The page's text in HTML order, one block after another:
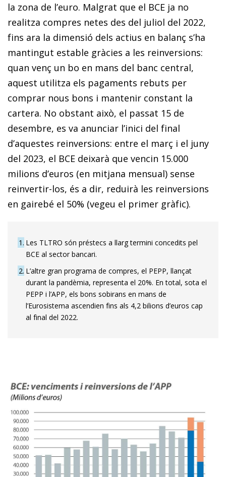
la zona de l’euro. Malgrat que el BCE ja no
realitza compres netes des del juliol del 2022,
fins ara la dimensió dels actius en balanç s’ha
mantingut estable gràcies a les reinversions:
quan venç un bo en mans del banc central,
aquest utilitza els pagaments rebuts per
comprar nous bons i mantenir constant la
cartera. No obstant això, el passat 15 de
desembre, es va anunciar l’inici del final
d’aquestes reinversions: entre el març i el juny
del 2023, el BCE deixarà que vencin 15.000
milions d’euros (en mitjana mensual) sense
reinvertir-los, és a dir, reduirà les reinversions
en gairebé el 50% (vegeu el primer gràfic).
1 Les TLTRO són préstecs a llarg termini concedits pel
BCE al sector bancari.
2 L’altre gran programa de compres, el PEPP, llançat
durant la pandèmia, representa el 20%. En total, sota el
PEPP i l’APP, els bons sobirans en mans de
l’Eurosistema ascendien fins als 4,2 bilions d’euros cap
al final del 2022.